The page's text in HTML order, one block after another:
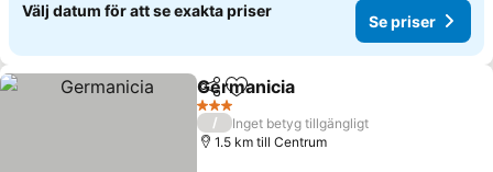
Välj datum för att se exakta priser
Se priser
Dela Lägg till i Mina Favoriter
Germanicia
3 Stjärnor
/
Inget betyg tillgängligt
1.5 km till Centrum